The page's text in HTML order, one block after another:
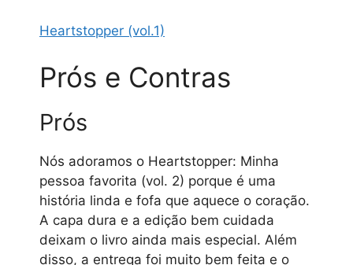
Heartstopper (vol.1)
Prós e Contras
Prós
Nós adoramos o Heartstopper: Minha
pessoa favorita (vol. 2) porque é uma
história linda e fofa que aquece o coração.
A capa dura e a edição bem cuidada
deixam o livro ainda mais especial. Além
disso, a entrega foi muito bem feita e o